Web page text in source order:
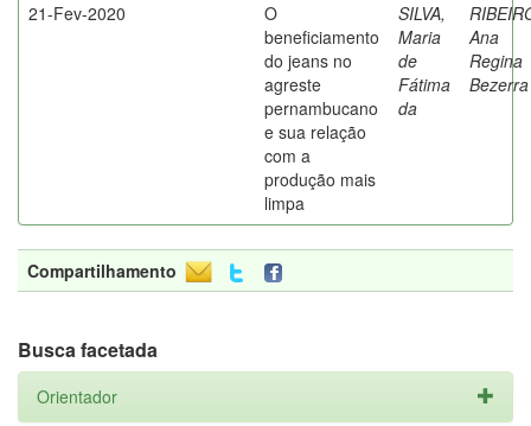
21-Fev-2020
O
beneficiamento
do jeans no
agreste
pernambucano
e sua relação
com a
produção mais
limpa
SILVA,
Maria
de
Fátima
da
Ana
Regina
Bezerra
Compartilhamento
Busca facetada
Orientador